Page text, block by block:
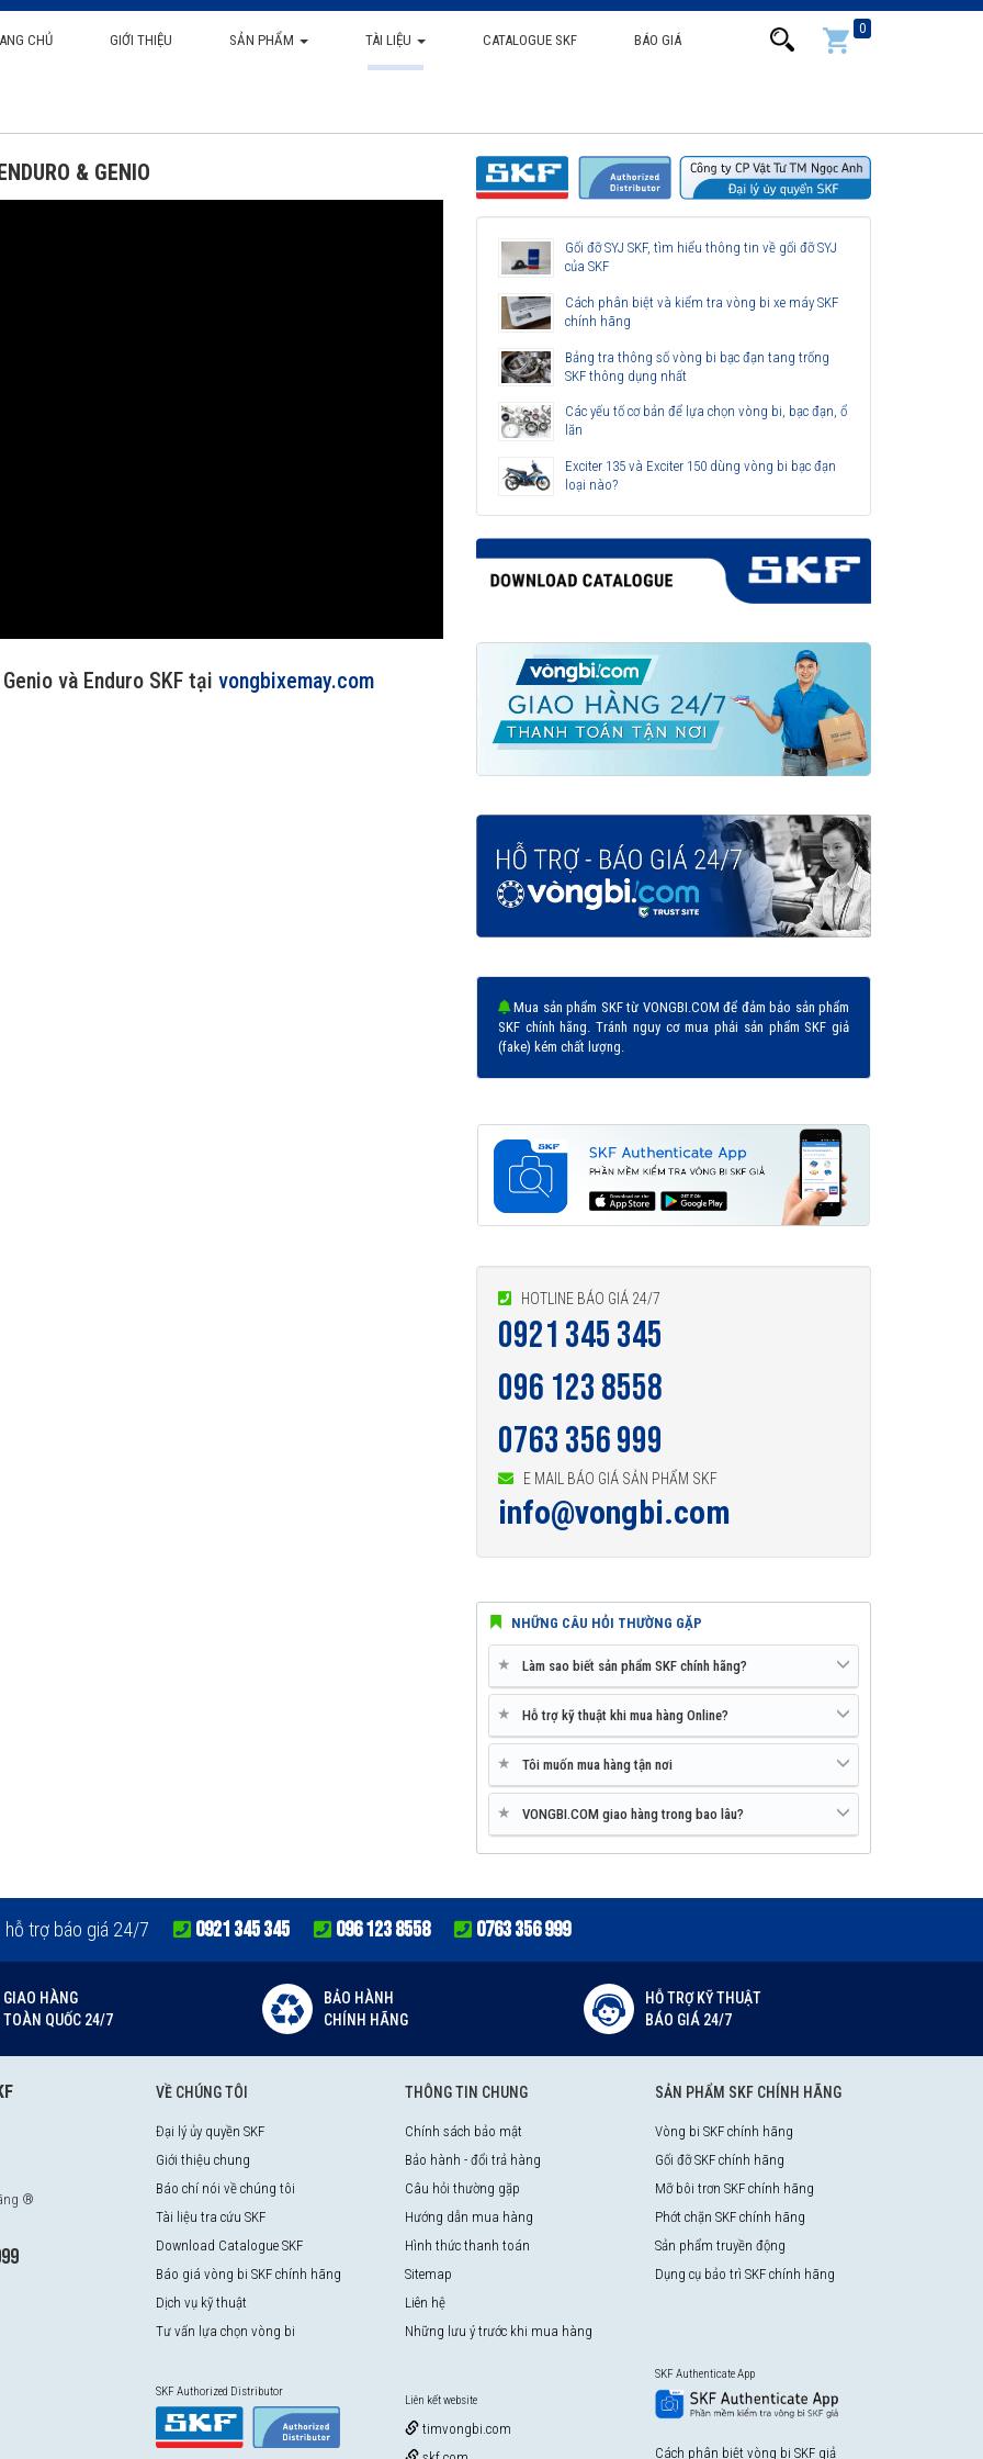
CHỦ GIỚI THIỆU SẢN PHẨM TÀI LIỆU CATALOGUE SKF BÁO GIÁ
0
& GENIO
và Enduro SKF tại vongbixemay.com
Gối đỡ SYJ SKF, tìm hiểu thông tin về gối đỡ SYJ
của SKF
Cách phân biệt và kiểm tra vòng bi xe máy SKF
chính hãng
Bảng tra thông số vòng bi bạc đạn tang trống
SKF thông dụng nhất
Các yếu tố cơ bản để lựa chọn vòng bi, bạc đạn, ổ
lăn
Exciter 135 và Exciter 150 dùng vòng bi bạc đạn
loại nào?
Mua sản phẩm SKF từ VONGBI.COM để đảm bảo sản phẩm
SKF chính hãng. Tránh nguy cơ mua phải sản phẩm SKF giả
(fake) kém chất lượng.
HOTLINE BÁO GIÁ 24/7
0921 345 345
096 123 8558
0763 356 999
E MAIL BÁO GIÁ SẢN PHẨM SKF
info@vongbi.com
NHỮNG CÂU HỎI THƯỜNG GẶP
★ Làm sao biết sản phẩm SKF chính hãng?
★ Hỗ trợ kỹ thuật khi mua hàng Online?
★ Tôi muốn mua hàng tận nơi
★ VONGBI.COM giao hàng trong bao lâu?
hỗ trợ báo giá 24/7 0921 345 345 096 123 8558 0763 356 999
GIAO HÀNG
TOÀN QUỐC 24/7
BẢO HÀNH
CHÍNH HÃNG
HỖ TRỢ KỸ THUẬT
BÁO GIÁ 24/7
®
VỀ CHÚNG TÔI
Đại lý ủy quyền SKF
Giới thiệu chung
Báo chí nói về chúng tôi
Tài liệu tra cứu SKF
Download Catalogue SKF
Báo giá vòng bi SKF chính hãng
Dịch vụ kỹ thuật
Tư vấn lựa chọn vòng bi
SKF Authorized Distributor
THÔNG TIN CHUNG
Chính sách bảo mật
Bảo hành - đổi trả hàng
Câu hỏi thường gặp
Hướng dẫn mua hàng
Hình thức thanh toán
Sitemap
Liên hệ
Những lưu ý trước khi mua hàng
Liên kết website
timvongbi.com
SẢN PHẨM SKF CHÍNH HÃNG
Vòng bi SKF chính hãng
Gối đỡ SKF chính hãng
Mỡ bôi trơn SKF chính hãng
Phớt chặn SKF chính hãng
Sản phẩm truyền động
Dụng cụ bảo trì SKF chính hãng
SKF Authenticate App
Cách phân biệt vòng bi SKF giả